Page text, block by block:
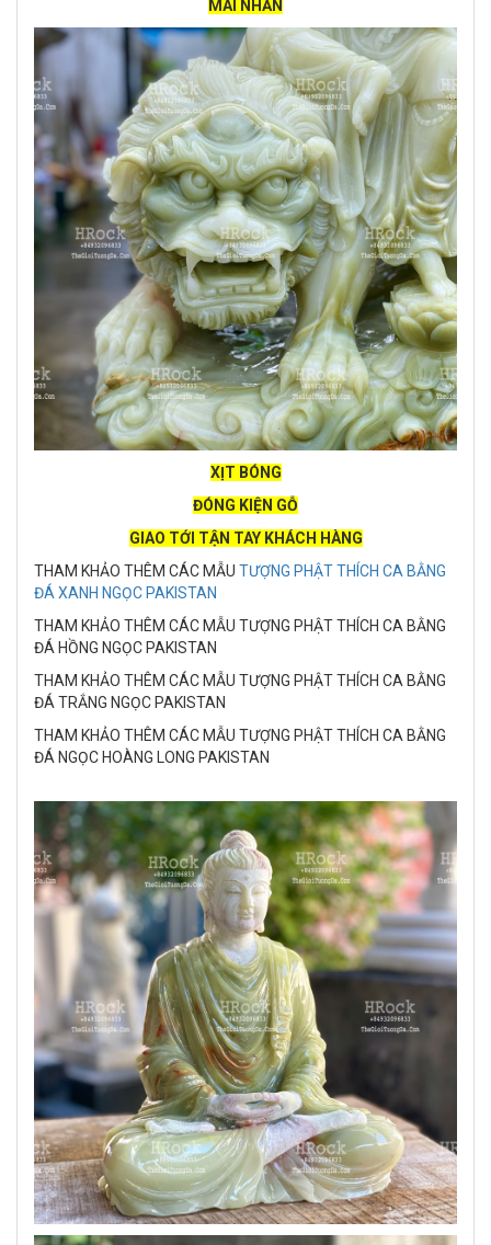
MÀI NHẴN
XỊT BÓNG
ĐÓNG KIỆN GỖ
GIAO TỚI TẬN TAY KHÁCH HÀNG
THAM KHẢO THÊM CÁC MẪU TƯỢNG PHẬT THÍCH CA BẰNG
ĐÁ XANH NGỌC PAKISTAN
THAM KHẢO THÊM CÁC MẪU TƯỢNG PHẬT THÍCH CA BẰNG
ĐÁ HỒNG NGỌC PAKISTAN
THAM KHẢO THÊM CÁC MẪU TƯỢNG PHẬT THÍCH CA BẰNG
ĐÁ TRẮNG NGỌC PAKISTAN
THAM KHẢO THÊM CÁC MẪU TƯỢNG PHẬT THÍCH CA BẰNG
ĐÁ NGỌC HOÀNG LONG PAKISTAN